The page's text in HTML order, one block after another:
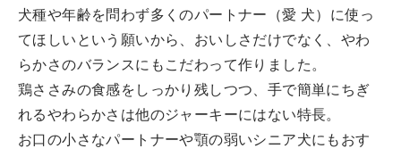
犬種や年齢を問わず多くのパートナー（愛 犬）に使っ
てほしいという願いから、おいしさだけでなく、やわ
らかさのバランスにもこだわって作りました。
鶏ささみの食感をしっかり残しつつ、手で簡単にちぎ
れるやわらかさは他のジャーキーにはない特長。
お口の小さなパートナーや顎の弱いシニア犬にもおす